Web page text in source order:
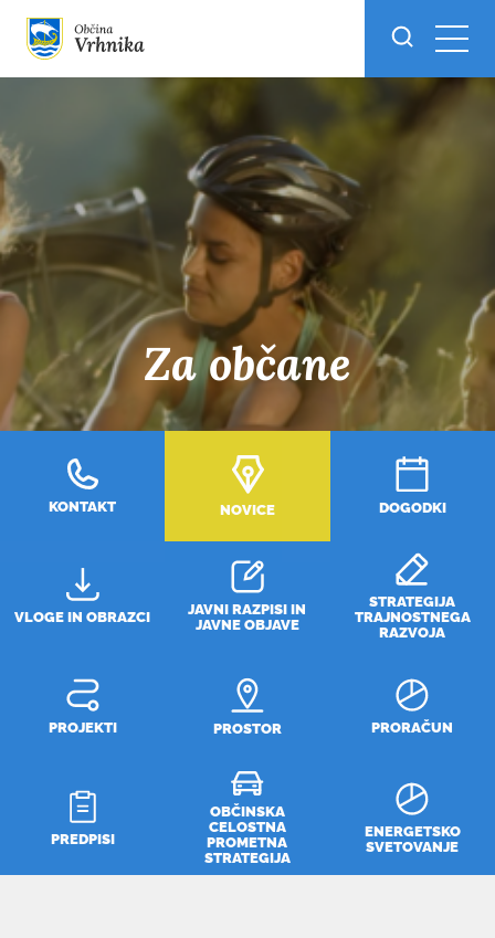
Skoči do osrednje vsebine
Za občane
KONTAKT NOVICE DOGODKI
VLOGE IN OBRAZCI
JAVNI RAZPISI IN
JAVNE OBJAVE
STRATEGIJA
TRAJNOSTNEGA
RAZVOJA
PROJEKTI PROSTOR PRORAČUN
PREDPISI
OBČINSKA
CELOSTNA
PROMETNA
STRATEGIJA
ENERGETSKO
SVETOVANJE